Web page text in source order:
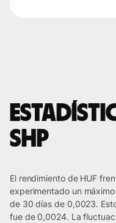
SHP
El rendimiento de HUF
experimentado un
de 30 días de 0,0023.
fue de 0,0024. La